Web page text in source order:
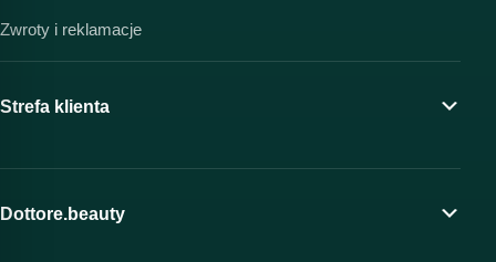
Zwroty i reklamacje
Strefa klienta
Moje konto
Program lojalnościowy
Dottore.beauty